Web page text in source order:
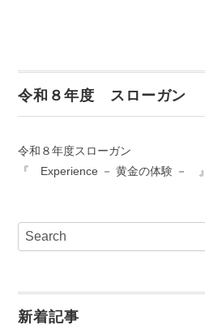
令和８年度 スローガン
令和８年度スローガン
『 Experience － 黄金の体験 － 』
新着記事